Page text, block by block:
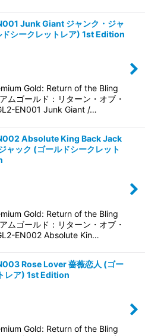
Junk Giant ジャンク・ジャ
ドシークレットレア) 1st Edition
Gold: Return of the Bling
ムゴールド：リターン・オブ・
EN001 Junk Giant /…
Absolute King Back Jack
ャック (ゴールドシークレット
Gold: Return of the Bling
ムゴールド：リターン・オブ・
EN002 Absolute Kin…
Rose Lover 薔薇恋人 (ゴー
レア) 1st Edition
Gold: Return of the Bling